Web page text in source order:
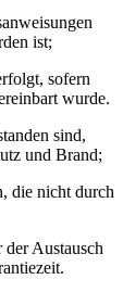
ist;
sofern
wurde.
sind,
und Brand;
die nicht durch
Austausch